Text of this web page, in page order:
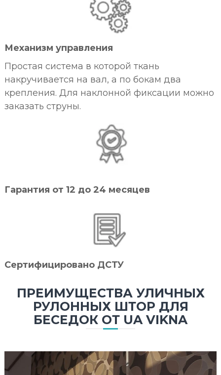
Механизм управления
Простая система в которой ткань
накручивается на вал, а по бокам два
крепления. Для наклонной фиксации можно
заказать струны.
Гарантия от 12 до 24 месяцев
Сертифицировано ДСТУ
ПРЕИМУЩЕСТВА УЛИЧНЫХ
РУЛОННЫХ ШТОР ДЛЯ
БЕСЕДОК ОТ UA VIKNA